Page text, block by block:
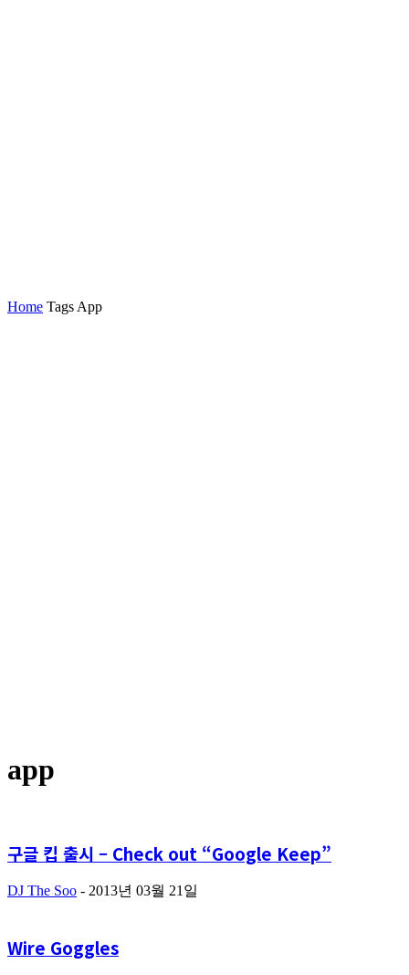
Home Tags App
app
구글 킵 출시 – Check out “Google Keep”
DJ The Soo - 2013년 03월 21일
Wire Goggles